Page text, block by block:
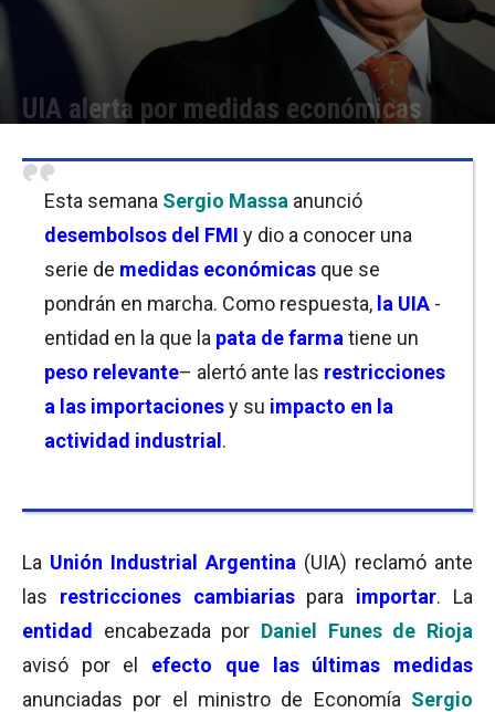
UIA alerta por medidas económicas
Esta semana Sergio Massa anunció
desembolsos del FMI y dio a conocer una
serie de medidas económicas que se
pondrán en marcha. Como respuesta, la UIA -
entidad en la que la pata de farma tiene un
peso relevante– alertó ante las restricciones
a las importacionesy su impacto en la
actividad industrial .
La Unión Industrial Argentina (UIA) reclamó ante
las restricciones cambiariaspara importar. La
entidad
encabezada por Daniel Funes de Rioja
avisó por el efecto que las últimas medidas
anunciadas por el ministro de Economía Sergio